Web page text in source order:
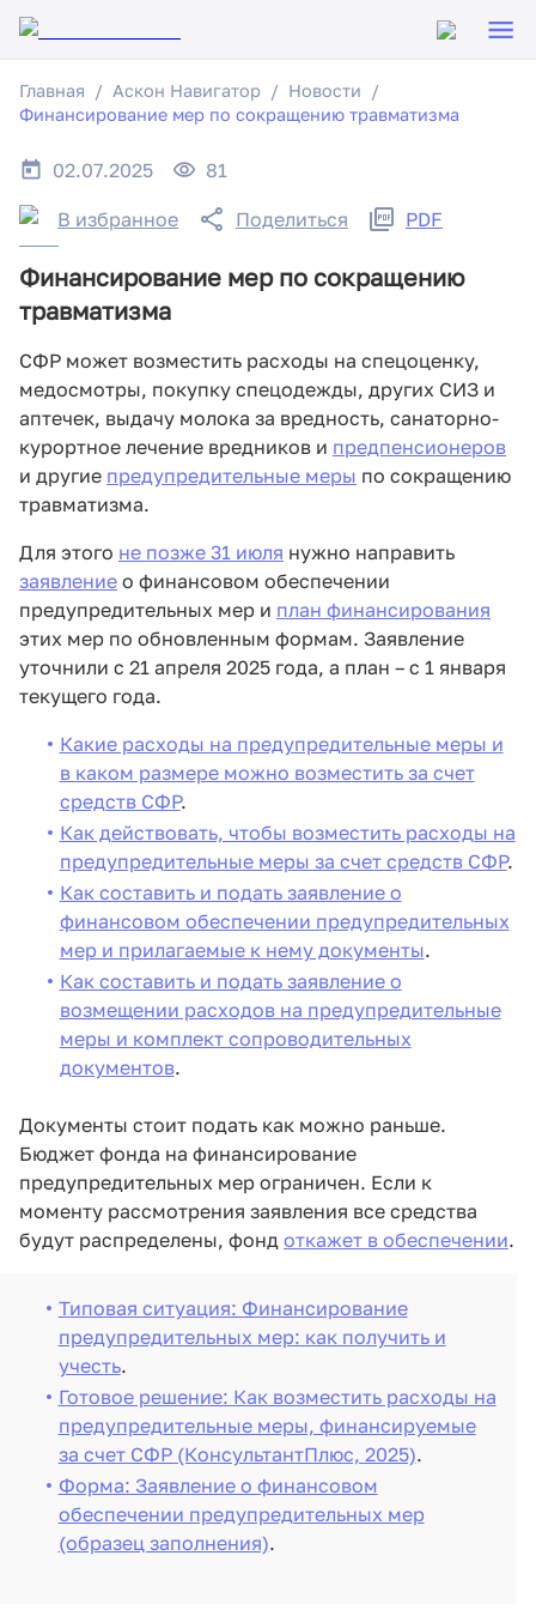
Главная Аскон Навигатор
Новости
Финансирование мер по сокращению травматизма
02.07.2025 81
В избранное Поделиться PDF
Финансирование мер по сокращению
травматизма
СФР может возместить расходы на спецоценку,
медосмотры, покупку спецодежды, других СИЗ и
аптечек, выдачу молока за вредность, санаторно-
курортное лечение вредников и предпенсионеров
и другие предупредительные меры по сокращению
травматизма.
Для этого не позже 31 июля нужно направить
заявление о финансовом обеспечении
предупредительных мер и план финансирования
этих мер по обновленным формам. Заявление
уточнили с 21 апреля 2025 года, а план – с 1 января
текущего года.
Какие расходы на предупредительные меры и
в каком размере можно возместить за счет
средств СФР.
Как действовать, чтобы возместить расходы на
предупредительные меры за счет средств СФР.
Как составить и подать заявление о
финансовом обеспечении предупредительных
мер и прилагаемые к нему документы.
Как составить и подать заявление о
возмещении расходов на предупредительные
меры и комплект сопроводительных
документов.
Документы стоит подать как можно раньше.
Бюджет фонда на финансирование
предупредительных мер ограничен. Если к
моменту рассмотрения заявления все средства
будут распределены, фонд откажет в обеспечении.
Типовая ситуация: Финансирование
предупредительных мер: как получить и
учесть.
Готовое решение: Как возместить расходы на
предупредительные меры, финансируемые
за счет СФР (КонсультантПлюс, 2025).
Форма: Заявление о финансовом
обеспечении предупредительных мер
(образец заполнения).